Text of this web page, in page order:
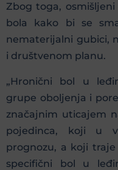
Zbog toga,
bola kako bi se
nematerijalni gubici,
i društvenom planu.
„Hronični bol u
grupe oboljenja i
značajnim uticajem
pojedinca, koji u
prognozu, a koji
specifični bol u